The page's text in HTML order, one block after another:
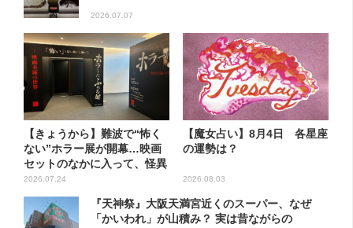
2026.07.07
【きょうから】難波で“怖く
ない”ホラー展が開幕…映画
セットのなかに入って、怪異
も...
2026.07.24
【魔女占い】8月4日 各星座
の運勢は？
2026.08.03
『天神祭』大阪天満宮近くのスーパー、なぜ
「かいわれ」が山積み？ 実は昔ながらの